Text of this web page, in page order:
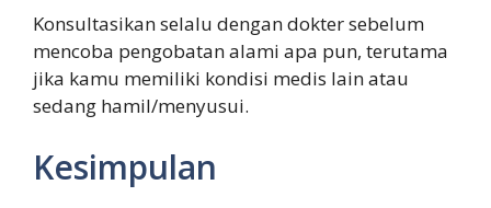
Konsultasikan selalu dengan dokter sebelum
mencoba pengobatan alami apa pun, terutama
jika kamu memiliki kondisi medis lain atau
sedang hamil/menyusui.
Kesimpulan